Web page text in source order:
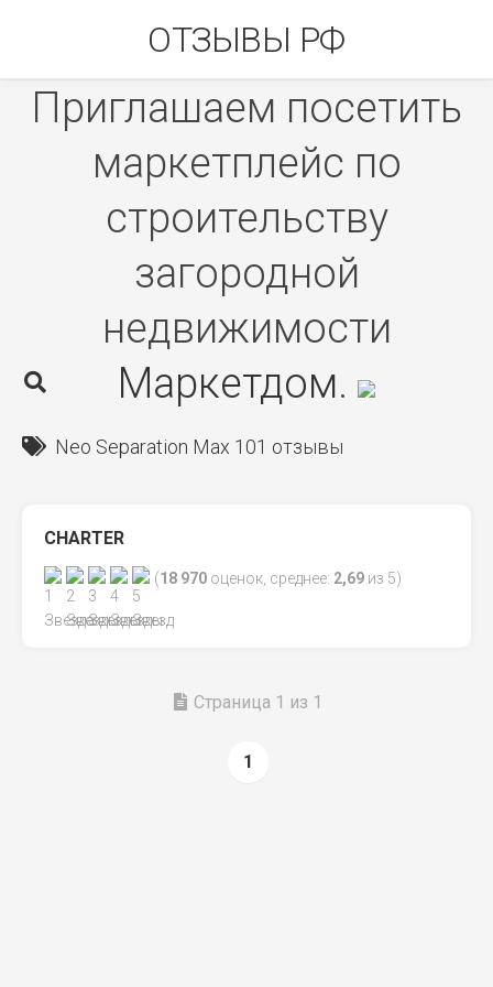
ОТЗЫВЫ РФ
Приглашаем посетить
маркетплейс по
строительству
загородной
недвижимости
Маркетдом.
Neo Separation Max 101 отзывы
CHARTER
(18 970 оценок, среднее: 2,69 из 5)
Страница 1 из 1
1